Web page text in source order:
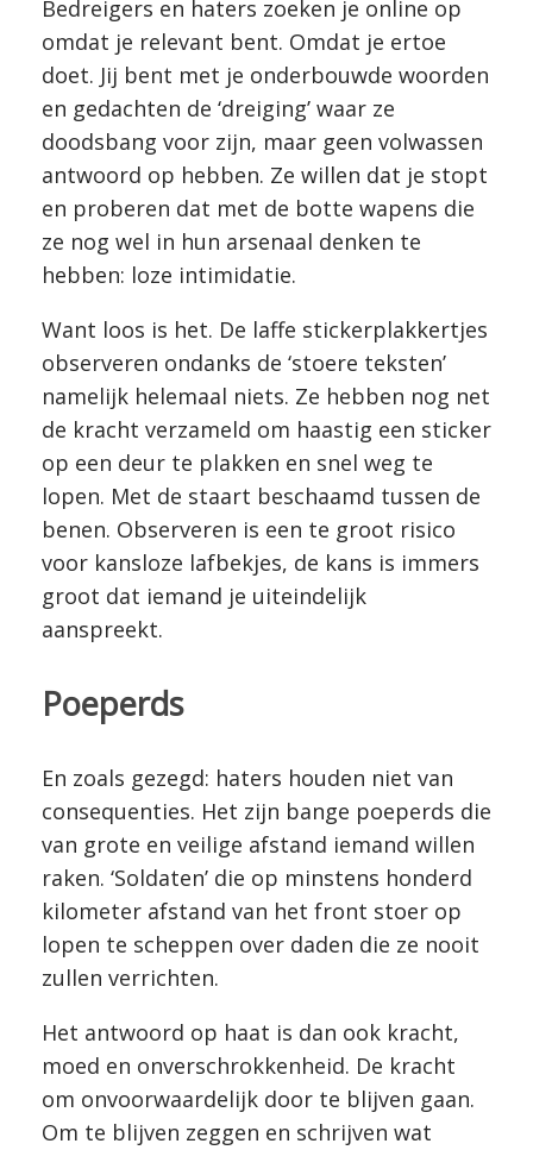
Bedreigers en haters zoeken je online op
omdat je relevant bent. Omdat je ertoe
doet. Jij bent met je onderbouwde woorden
en gedachten de ‘dreiging’ waar ze
doodsbang voor zijn, maar geen volwassen
antwoord op hebben. Ze willen dat je stopt
en proberen dat met de botte wapens die
ze nog wel in hun arsenaal denken te
hebben: loze intimidatie.
Want loos is het. De laffe stickerplakkertjes
observeren ondanks de ‘stoere teksten’
namelijk helemaal niets. Ze hebben nog net
de kracht verzameld om haastig een sticker
op een deur te plakken en snel weg te
lopen. Met de staart beschaamd tussen de
benen. Observeren is een te groot risico
voor kansloze lafbekjes, de kans is immers
groot dat iemand je uiteindelijk
aanspreekt.
Poeperds
En zoals gezegd: haters houden niet van
consequenties. Het zijn bange poeperds die
van grote en veilige afstand iemand willen
raken. ‘Soldaten’ die op minstens honderd
kilometer afstand van het front stoer op
lopen te scheppen over daden die ze nooit
zullen verrichten.
Het antwoord op haat is dan ook kracht,
moed en onverschrokkenheid. De kracht
om onvoorwaardelijk door te blijven gaan.
Om te blijven zeggen en schrijven wat